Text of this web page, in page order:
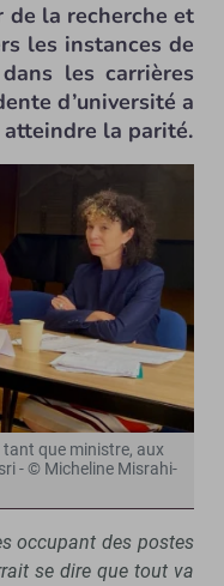
de la recherche et
les instances de
les carrières
d’université a
atteindre la parité.
tant que ministre, aux
- © Micheline Misrahi-
occupant des postes
se dire que tout va